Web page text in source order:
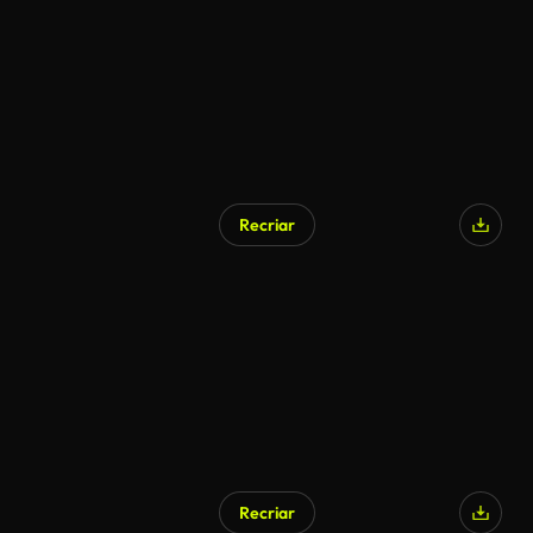
Recriar
Recriar